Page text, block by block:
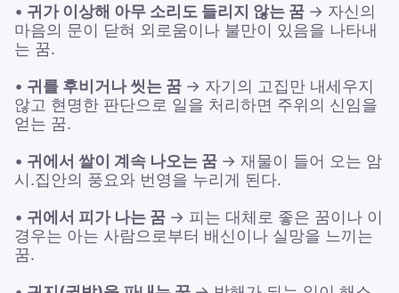
• 귀가 이상해 아무 소리도 들리지 않는 꿈 → 자신의
마음의 문이 닫혀 외로움이나 불만이 있음을 나타내
는 꿈.
• 귀를 후비거나 씻는 꿈 → 자기의 고집만 내세우지
않고 현명한 판단으로 일을 처리하면 주위의 신임을
얻는 꿈.
• 귀에서 쌀이 계속 나오는 꿈 → 재물이 들어 오는 암
시.집안의 풍요와 번영을 누리게 된다.
• 귀에서 피가 나는 꿈 → 피는 대체로 좋은 꿈이나 이
경우는 아는 사람으로부터 배신이나 실망을 느끼는
꿈.